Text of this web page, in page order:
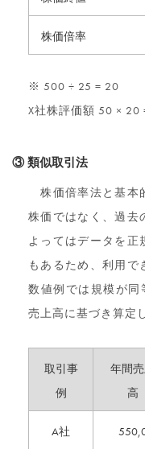
株価倍率
※ 500 ÷ 25 = 20
X社株評価額 50 × 20
③ 類似取引法
株価倍率法と基本
株価ではなく、過去
よってはデータを正
もあるため、利用で
数値例では規模が同
売上高に基づき算定
取引事
例
年間
高
A社